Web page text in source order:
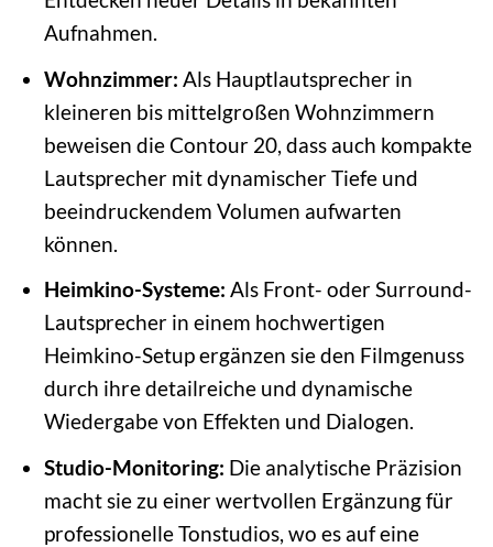
Aufnahmen.
Wohnzimmer: Als Hauptlautsprecher in
kleineren bis mittelgroßen Wohnzimmern
beweisen die Contour 20, dass auch kompakte
Lautsprecher mit dynamischer Tiefe und
beeindruckendem Volumen aufwarten
können.
Heimkino-Systeme: Als Front- oder Surround-
Lautsprecher in einem hochwertigen
Heimkino-Setup ergänzen sie den Filmgenuss
durch ihre detailreiche und dynamische
Wiedergabe von Effekten und Dialogen.
Studio-Monitoring: Die analytische Präzision
macht sie zu einer wertvollen Ergänzung für
professionelle Tonstudios, wo es auf eine